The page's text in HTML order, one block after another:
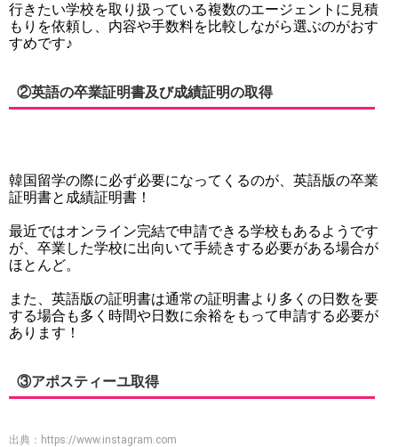
行きたい学校を取り扱っている複数のエージェントに見積
もりを依頼し、内容や手数料を比較しながら選ぶのがおす
すめです♪
②英語の卒業証明書及び成績証明の取得
韓国留学の際に必ず必要になってくるのが、英語版の卒業
証明書と成績証明書！
最近ではオンライン完結で申請できる学校もあるようです
が、卒業した学校に出向いて手続きする必要がある場合が
ほとんど。
また、英語版の証明書は通常の証明書より多くの日数を要
する場合も多く時間や日数に余裕をもって申請する必要が
あります！
③アポスティーユ取得
出典： https://www.instagram.com